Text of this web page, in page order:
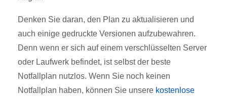
Denken Sie daran, den Plan zu aktualisieren und
auch einige gedruckte Versionen aufzubewahren.
Denn wenn er sich auf einem verschlüsselten Server
oder Laufwerk befindet, ist selbst der beste
Notfallplan nutzlos. Wenn Sie noch keinen
Notfallplan haben, können Sie unsere kostenlose